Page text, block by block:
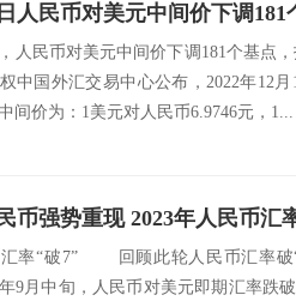
人民币对美元中间价下调181
，人民币对美元中间价下调181个基
中国外汇交易中心公布，2022年12
间价为：1美元对人民币6.9746元，1...
币强势重现 2023年人民币汇
率“破7” 回顾此轮人民币汇率破
9月中旬，人民币对美元即期汇率跌破